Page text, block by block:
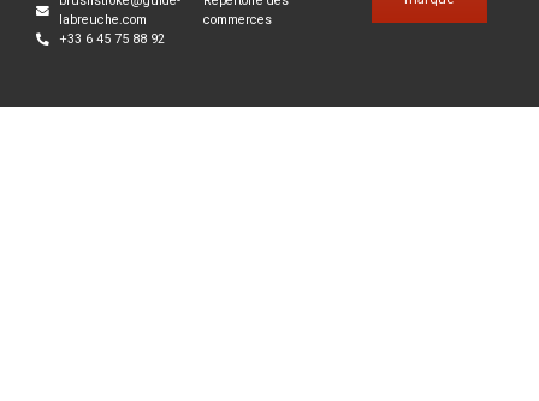
labreuche.com
+33 6 45 75 88 92
commerces